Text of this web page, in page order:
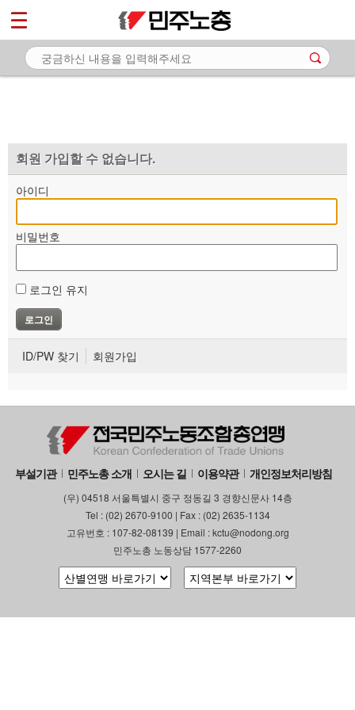
회원 가입할 수 없습니다.
아이디
비밀번호
로그인 유지
ID/PW 찾기 회원가입
부설기관 민주노총 소개 오시는 길 이용약관 개인정보처리방침
(우) 04518 서울특별시 중구 정동길 3 경향신문사 14층
Tel : (02) 2670-9100 | Fax : (02) 2635-1134
고유번호 : 107-82-08139 | Email : kctu@nodong.org
민주노총 노동상담 1577-2260
마이페이지
소개
자료
부설기관